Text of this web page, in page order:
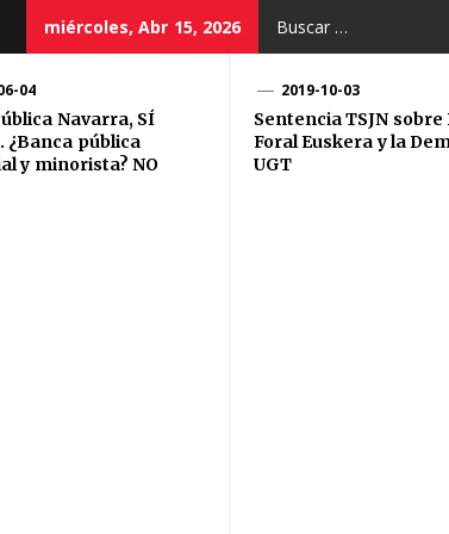
miércoles, Abr 15, 2026
04
Navarra, SÍ
¿Banca pública
y minorista? NO
2019-10-03
Sentencia TSJN
Foral Euskera y la
UGT